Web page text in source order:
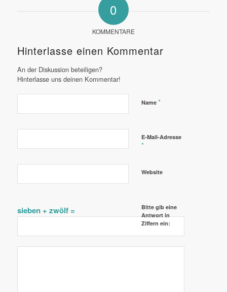
0
KOMMENTARE
Hinterlasse einen Kommentar
An der Diskussion beteiligen?
Hinterlasse uns deinen Kommentar!
Name *
E-Mail-Adresse
*
Website
Bitte gib eine
Antwort in
Ziffern ein:
sieben + zwölf =